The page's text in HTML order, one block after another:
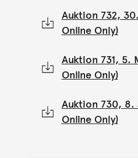
Auktion 732,
Online Only)
Auktion 731, 5.
Online Only)
Auktion 730, 8.
Online Only)